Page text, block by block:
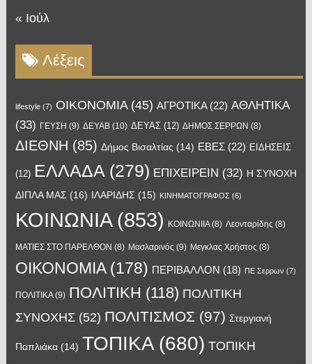
« Ιούλ
Λέξεις
lifestyle(7) OIKONOMIA(45) ΑΓΡΟΤΙΚΑ(22) ΑΘΛΗΤΙΚΑ
(33) ΓΕΥΣΗ (9) ΔΕΥΑΒ(10) ΔΕΥΑΣ(12) ΔΗΜΟΣ ΣΕΡΡΩΝ (8)
ΔΙΕΘΝΗ (85) Δήμος Βισαλτίας (14) ΕΒΕΣ(22) ΕΙΔΗΣΕΙΣ
(12) ΕΛΛΑΔΑ(279) ΕΠΙΧΕΙΡΕΙΝ (32) Η ΣΥΝΟΧΗ
ΔΙΠΛΑ ΜΑΣ (16) ΙΛΑΡΙΔΗΣ (15) ΚΙΝΗΜΑΤΟΓΡΑΦΟΣ (6)
ΚΟΙΝΩΝΙΑ(853) ΚΟΙΝΩΝΙΙΑ(8) Λεονταρίδης (8)
ΜΑΤΙΕΣ ΣΤΟ ΠΑΡΕΛΘΟΝ (8) Μασλαρινός (9) Μεγκλας Χρήστος (8)
ΟΙΚΟΝΟΜΙΑ(178) ΠΕΡΙΒΑΛΛΟΝ (18) ΠΕ Σερρων (7)
ΠΟΛΙΤΙΚΑ(9) ΠΟΛΙΤΙΚΗ (118) ΠΟΛΙΤΙΚΗ
ΣΥΝΟΧΗΣ(52) ΠΟΛΙΤΙΣΜΟΣ (97) Στεργιανή
Παπλιάκα(14) ΤΟΠΙΚΑ(680) ΤΟΠΙΚΗ